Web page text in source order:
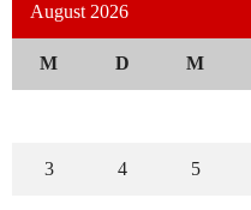
August 2026
M D M
3 4 5